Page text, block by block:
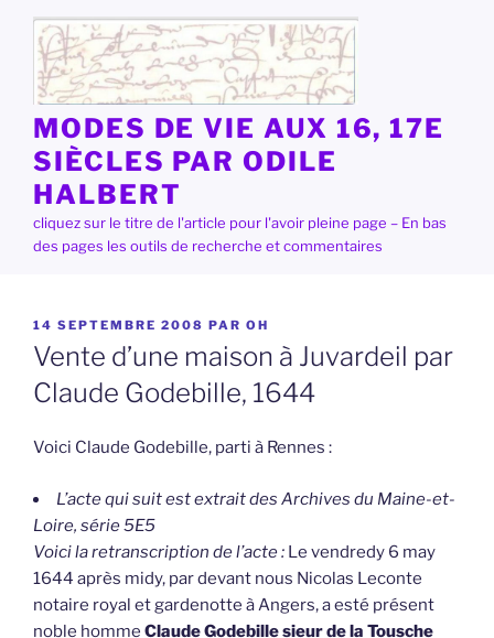
contenu
principal
MODES DE VIE AUX 16, 17E
SIÈCLES PAR ODILE
HALBERT
cliquez sur le titre de l'article pour l'avoir pleine page – En bas
des pages les outils de recherche et commentaires
PUBLIÉ
LE
14 SEPTEMBRE 2008 PAR OH
Vente d’une maison à Juvardeil par
Claude Godebille, 1644
Voici Claude Godebille, parti à Rennes :
L’acte qui suit est extrait des Archives du Maine-et-
Loire, série 5E5
Voici la retranscription de l’acte : Le vendredy 6 may
1644 après midy, par devant nous Nicolas Leconte
notaire royal et gardenotte à Angers, a esté présent
noble homme Claude Godebille sieur de la Tousche